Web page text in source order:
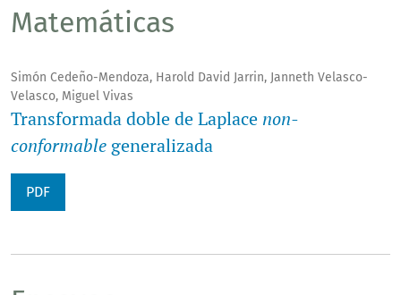
Matemáticas
Simón Cedeño-Mendoza, Harold David Jarrin, Janneth Velasco-
Velasco, Miguel Vivas
Transformada doble de Laplace non-
conformable generalizada
PDF